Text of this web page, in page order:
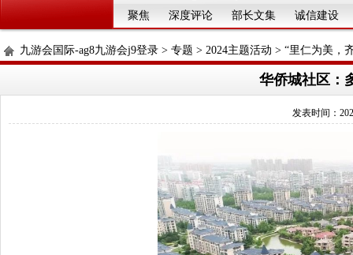
聚焦
深度评论 部长文集 诚信建设
九游会国际-ag8九游会j9登录 > 专题 > 2024主题活动 > “里仁为美，
华侨城社区：
发表时间：